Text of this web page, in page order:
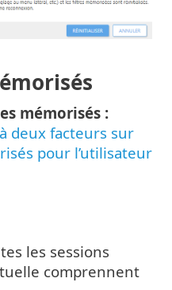
mémorisés :
deux facteurs sur
pour l’utilisateur
les sessions
comprennent